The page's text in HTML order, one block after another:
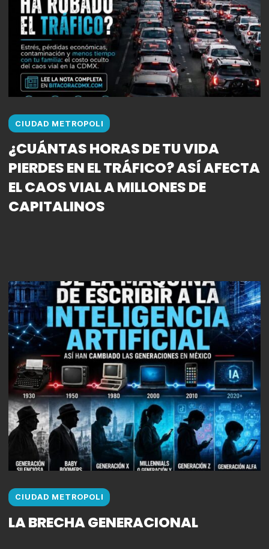
CIUDAD METROPOLI
¿CUÁNTAS HORAS DE TU VIDA
PIERDES EN EL TRÁFICO? ASÍ AFECTA
EL CAOS VIAL A MILLONES DE
CAPITALINOS
CIUDAD METROPOLI
LA BRECHA GENERACIONAL